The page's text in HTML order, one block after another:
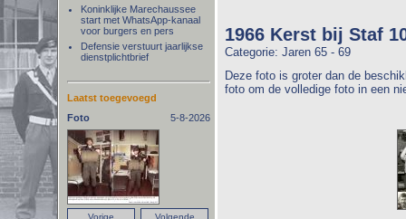
1966 Kerst bij Staf
Categorie: Jaren 65 - 69
Deze foto is groter dan de
foto om de volledige foto in een
Koninklijke Marechaussee
start met WhatsApp-kanaal
voor burgers en pers
Defensie verstuurt jaarlijkse
dienstplichtbrief
Laatst toegevoegd
Foto
5-8-2026